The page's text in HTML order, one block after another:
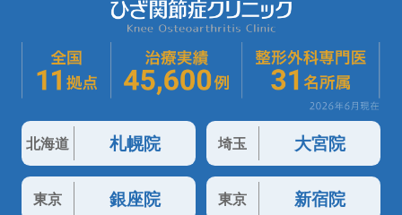
北海道 札幌院 埼玉 大宮院
東京 銀座院 東京 新宿院